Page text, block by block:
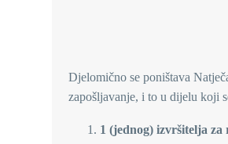
ODLUKU O
Djelomično se poništava
zapošljavanje, i to u dijelu koji
1 (jednog) izvršitelja za